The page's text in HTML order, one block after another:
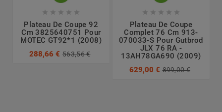
    
Plateau De Coupe 92
Cm 3825640751 Pour
MOTEC GT92*1 (2008)
288,66 € 563,56 €
    
Plateau De Coupe
Complet 76 Cm 913-
070033-S Pour Gutbrod
JLX 76 RA -
13AH78GA690 (2009)
629,00 € 899,00 €